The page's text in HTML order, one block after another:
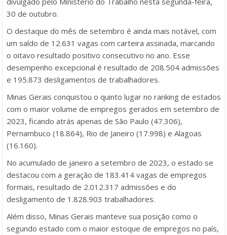
30 de outubro.
O destaque do mês de setembro é ainda mais notável, com
um saldo de 12.631 vagas com carteira assinada, marcando
o oitavo resultado positivo consecutivo no ano. Esse
desempenho excepcional é resultado de 208.504 admissões
e 195.873 desligamentos de trabalhadores.
Minas Gerais conquistou o quinto lugar no ranking de estados
com o maior volume de empregos gerados em setembro de
2023, ficando atrás apenas de São Paulo (47.306),
Pernambuco (18.864), Rio de Janeiro (17.998) e Alagoas
(16.160).
No acumulado de janeiro a setembro de 2023, o estado se
destacou com a geração de 183.414 vagas de empregos
formais, resultado de 2.012.317 admissões e do
desligamento de 1.828.903 trabalhadores.
Além disso, Minas Gerais manteve sua posição como o
segundo estado com o maior estoque de empregos no país,